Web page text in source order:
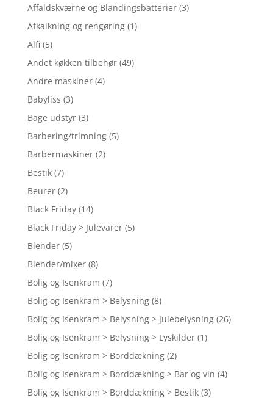
Affaldskværne og Blandingsbatterier (3)
Afkalkning og rengøring (1)
Alfi (5)
Andet køkken tilbehør (49)
Andre maskiner (4)
Babyliss (3)
Bage udstyr (3)
Barbering/trimning (5)
Barbermaskiner (2)
Bestik (7)
Beurer (2)
Black Friday (14)
Black Friday > Julevarer (5)
Blender (5)
Blender/mixer (8)
Bolig og Isenkram (7)
Bolig og Isenkram > Belysning (8)
Bolig og Isenkram > Belysning > Julebelysning (26)
Bolig og Isenkram > Belysning > Lyskilder (1)
Bolig og Isenkram > Borddækning (2)
Bolig og Isenkram > Borddækning > Bar og vin (4)
Bolig og Isenkram > Borddækning > Bestik (3)